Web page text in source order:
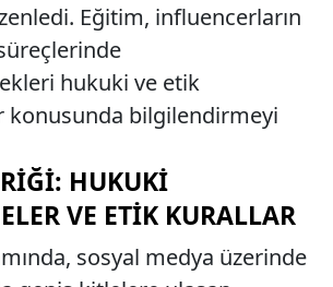
Eğitim, influencerların
hukuki ve etik
konusunda bilgilendirmeyi
HUKUKI
VE ETIK KURALLAR
sosyal medya üzerinde